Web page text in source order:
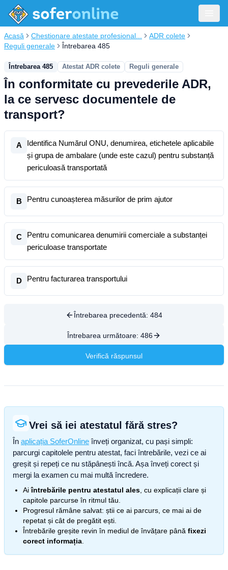
Acasă Chestionare atestate profesional...
ADR colete
Reguli generale
Întrebarea 485
Întrebarea 485 Atestat ADR colete Reguli generale
În conformitate cu prevederile ADR,
la ce servesc documentele de
transport?
A
Identifica Numărul ONU, denumirea, etichetele aplicabile
și grupa de ambalare (unde este cazul) pentru substanță
periculoasă transportată
B Pentru cunoașterea măsurilor de prim ajutor
C
Pentru comunicarea denumirii comerciale a substanței
periculoase transportate
D Pentru facturarea transportului
Întrebarea precedentă: 484
Întrebarea următoare: 486
Verifică răspunsul
Vrei să iei atestatul fără stres?
În aplicația SoferOnline înveți organizat, cu pași simpli:
parcurgi capitolele pentru atestat, faci întrebările, vezi ce ai
greșit și repeți ce nu stăpânești încă. Așa înveți corect și
mergi la examen cu mai multă încredere.
Aiîntrebările pentru atestatul ales , cu explicații clare și
capitole parcurse în ritmul tău.
Progresul rămâne salvat: știi ce ai parcurs, ce mai ai de
repetat și cât de pregătit ești.
Întrebările greșite revin în mediul de învățare până fixezi
corect informația